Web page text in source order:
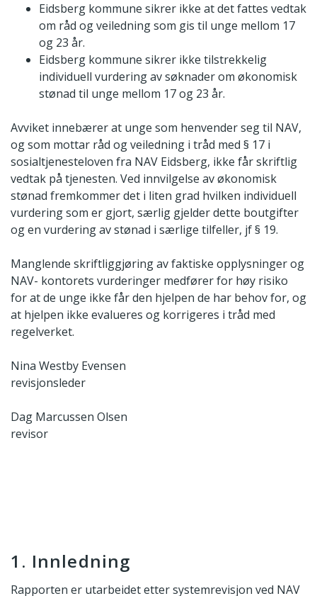
Eidsberg kommune sikrer ikke at det fattes vedtak
om råd og veiledning som gis til unge mellom 17
og 23 år.
Eidsberg kommune sikrer ikke tilstrekkelig
individuell vurdering av søknader om økonomisk
stønad til unge mellom 17 og 23 år.
Avviket innebærer at unge som henvender seg til NAV,
og som mottar råd og veiledning i tråd med § 17 i
sosialtjenesteloven fra NAV Eidsberg, ikke får skriftlig
vedtak på tjenesten. Ved innvilgelse av økonomisk
stønad fremkommer det i liten grad hvilken individuell
vurdering som er gjort, særlig gjelder dette boutgifter
og en vurdering av stønad i særlige tilfeller, jf § 19.
Manglende skriftliggjøring av faktiske opplysninger og
NAV- kontorets vurderinger medfører for høy risiko
for at de unge ikke får den hjelpen de har behov for, og
at hjelpen ikke evalueres og korrigeres i tråd med
regelverket.
Nina Westby Evensen
revisjonsleder
Dag Marcussen Olsen
revisor
1. Innledning
Rapporten er utarbeidet etter systemrevisjon ved NAV